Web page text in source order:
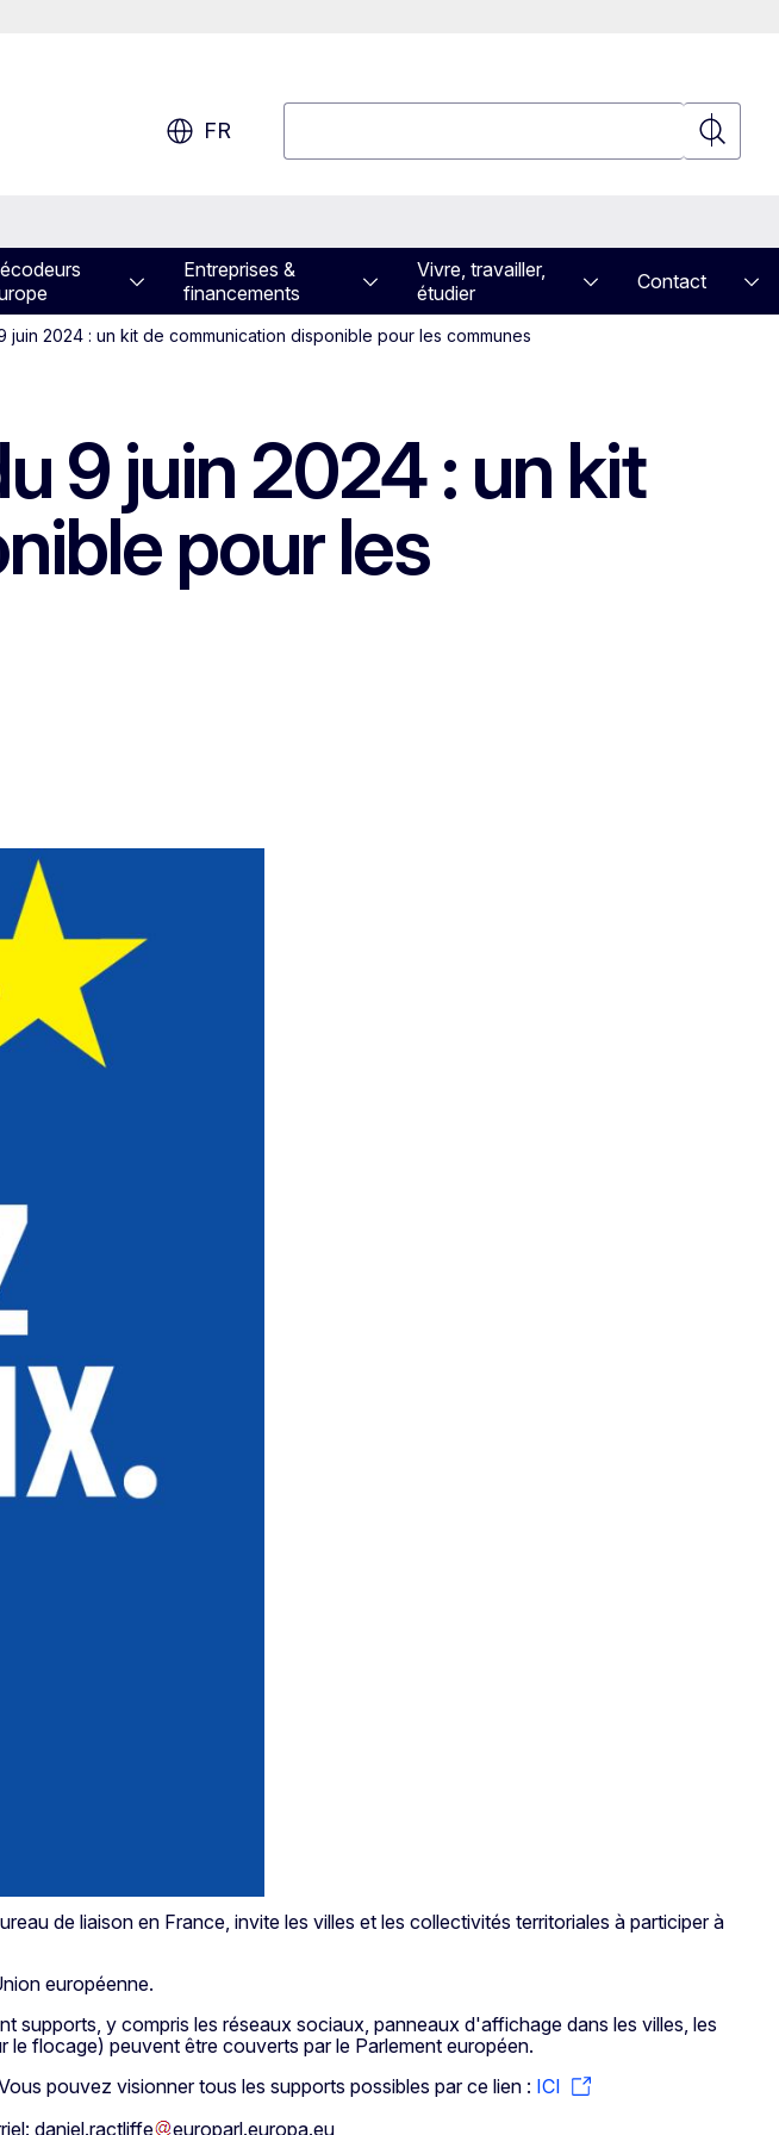
FR
Entreprises &
financements
Vivre, travailler,
étudier
Contact
juin 2024 : un kit de communication disponible pour les communes
9 juin 2024 : un kit
pour les
de liaison en France, invite les villes et les collectivités territoriales à participer à
européenne.
supports, y compris les réseaux sociaux, panneaux d'affichage dans les villes, les
flocage) peuvent être couverts par le Parlement européen.
pouvez visionner tous les supports possibles par ce lien : ICI
daniel.ractliffe europarl.europa.eu